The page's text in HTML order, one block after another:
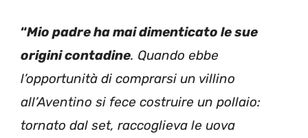
“Mio padreha mai dimenticato le sue
origini contadine. Quando ebbe
l’opportunità di comprarsi un villino
all’Aventino si fece costruire un pollaio:
tornato dal set, raccoglieva le uova